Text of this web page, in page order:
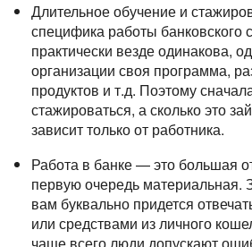
Длительное обучение и
специфика работы банковского
практически везде одинакова,
организации своя программа,
продуктов и т.д. Поэтому
стажироваться, а сколько это
зависит только от работника.
Работа в банке — это большая
первую очередь материальная.
вам буквально придется
или средствами из личного